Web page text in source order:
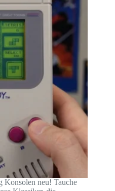
Konsolen neu! Tauche